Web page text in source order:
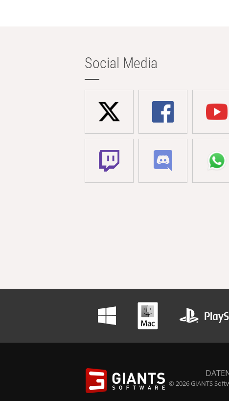
Social Media
© 2026 GIANTS